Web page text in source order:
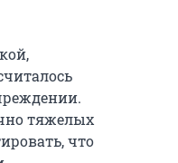
тяжелых
что